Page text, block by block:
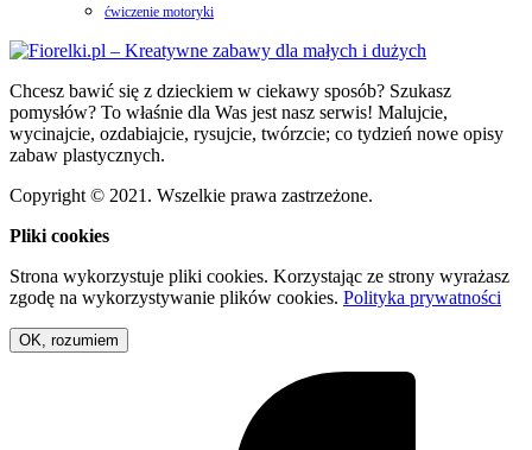
ćwiczenie motoryki
Chcesz bawić się z dzieckiem w ciekawy sposób? Szukasz
pomysłów? To właśnie dla Was jest nasz serwis! Malujcie,
wycinajcie, ozdabiajcie, rysujcie, twórzcie; co tydzień nowe opisy
zabaw plastycznych.
Copyright © 2021. Wszelkie prawa zastrzeżone.
Pliki cookies
Strona wykorzystuje pliki cookies. Korzystając ze strony wyrażasz
zgodę na wykorzystywanie plików cookies. Polityka prywatności
OK, rozumiem